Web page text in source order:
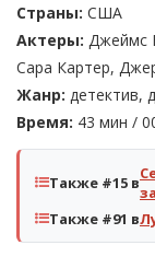
Страны: США
Актеры: Джеймс
Сара Картер,
Жанр: детектив,
Время: 43 мин /
Также #15 в
Также #91 в